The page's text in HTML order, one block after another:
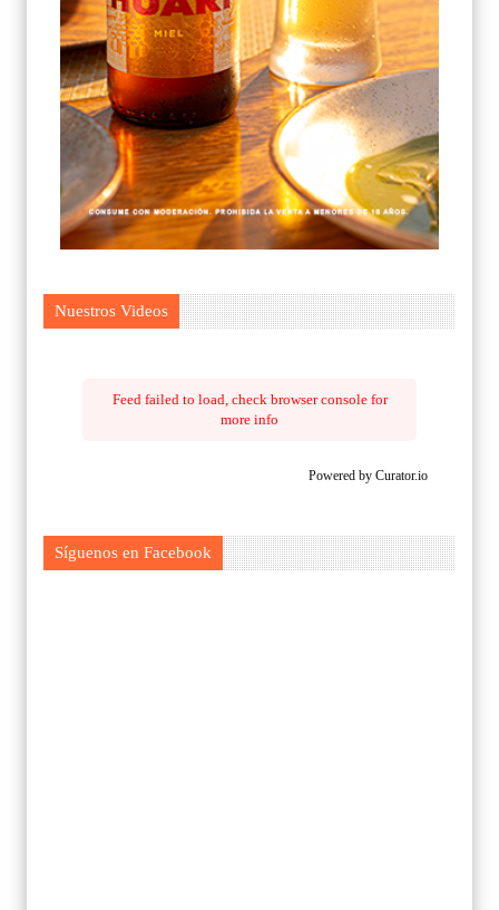
Nuestros Videos
Feed failed to load, check browser console for
more info
Powered by Curator.io
Síguenos en Facebook